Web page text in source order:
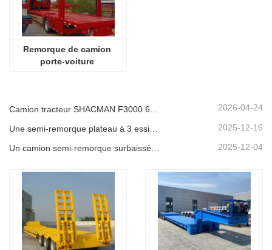
Remorque de camion
porte-voiture
2026-04-24
2025-12-16
Un camion semi-remorque surbaissée à 3 essieux sera expédié au Cameroun. 2025-12-04